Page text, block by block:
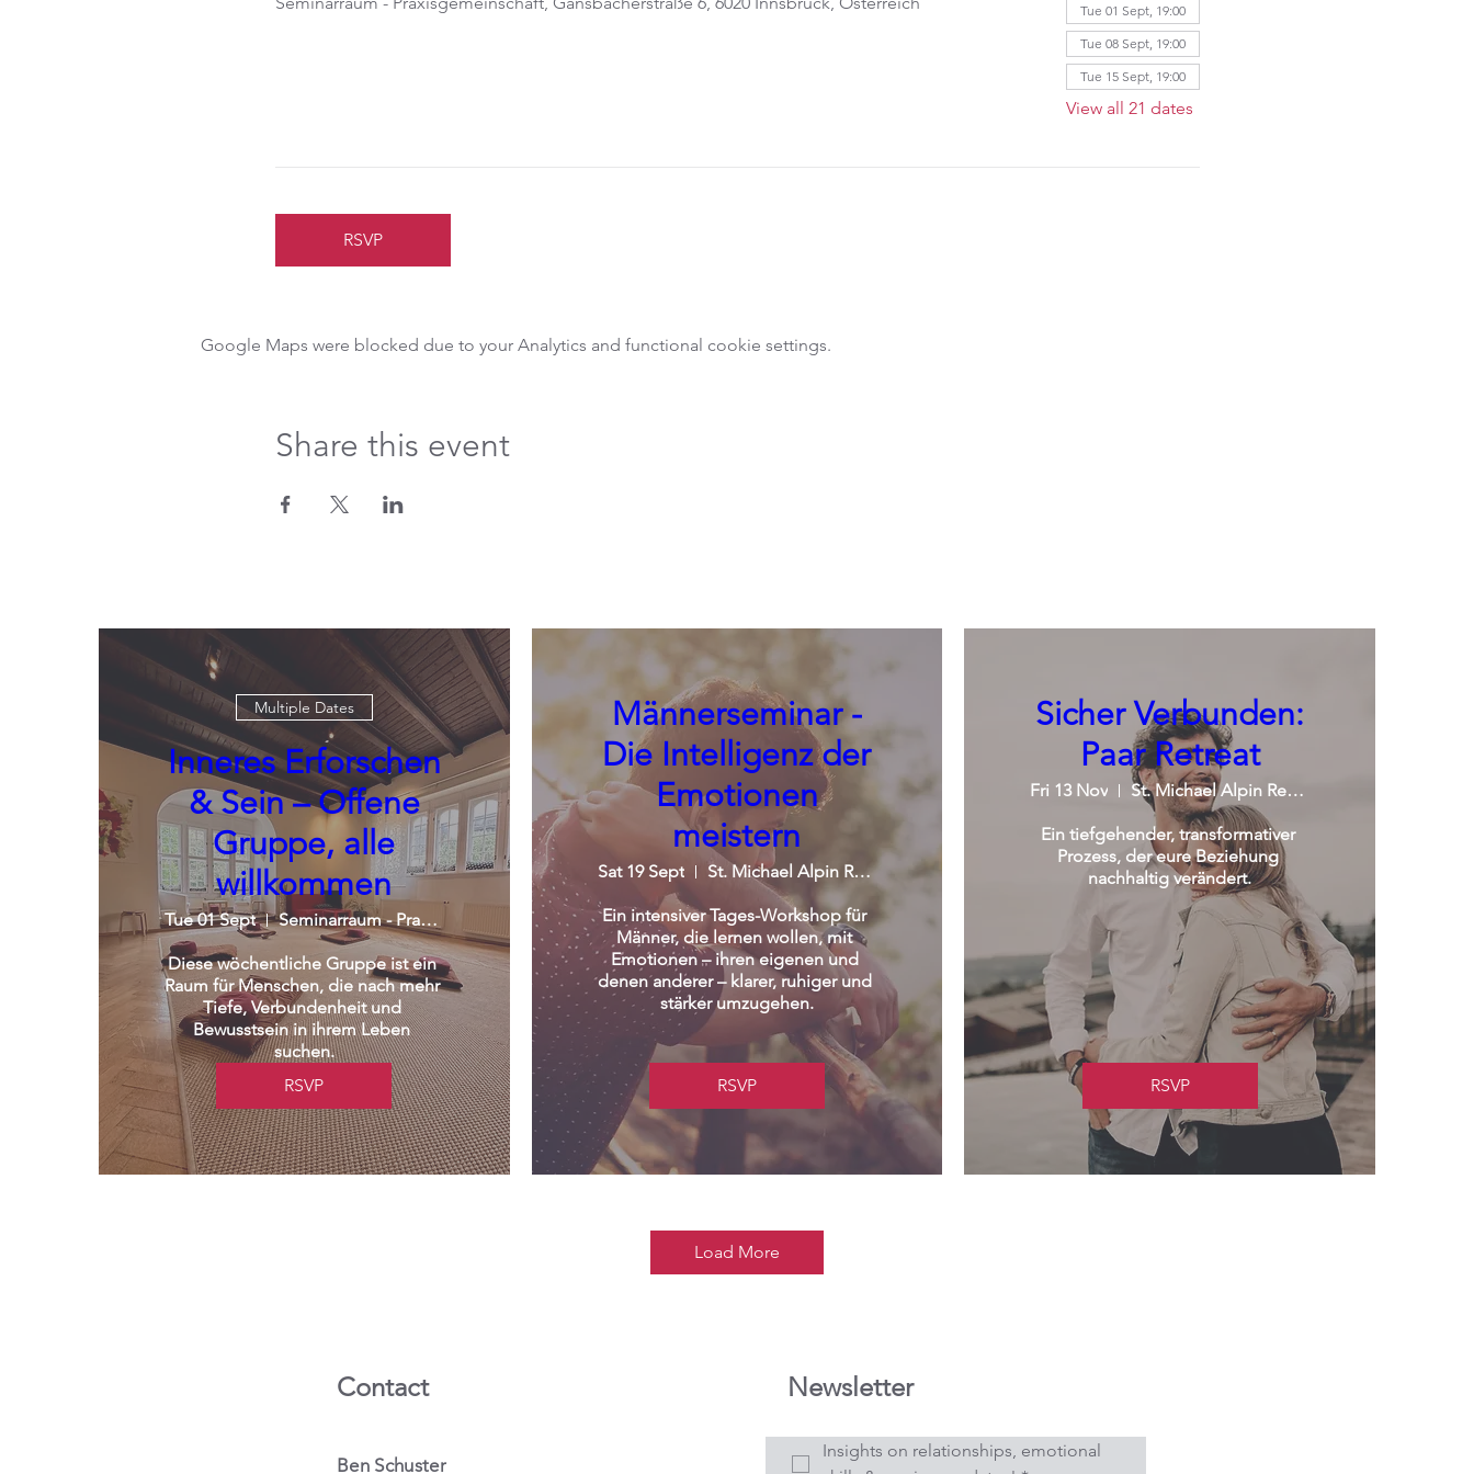
Tue 01 Sept, 19:00
Tue 08 Sept, 19:00
Tue 15 Sept, 19:00
View all 21 dates
RSVP
Google Maps were blocked due to your Analytics and functional cookie settings.
Share this event
Multiple Dates
Inneres Erforschen
& Sein – Offene
Gruppe, alle
willkommen
Tue 01 Sept Seminarraum - Praxisgemeinschaft
Diese wöchentliche Gruppe ist ein
Raum für Menschen, die nach mehr
Tiefe, Verbundenheit und
Bewusstsein in ihrem Leben
suchen.
RSVP
Männerseminar -
Die Intelligenz der
Emotionen
meistern
Sat 19 Sept St. Michael Alpin Retreat
Ein intensiver Tages-Workshop für
Männer, die lernen wollen, mit
Emotionen – ihren eigenen und
denen anderer – klarer, ruhiger und
stärker umzugehen.
RSVP
Sicher Verbunden:
Paar Retreat
Fri 13 Nov St. Michael Alpin Retreat
Ein tiefgehender, transformativer
Prozess, der eure Beziehung
nachhaltig verändert.
RSVP
Load More
Contact Newsletter
Ben Schuster
Insights on relationships, emotional